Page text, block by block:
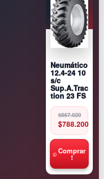
Neumático
12.4-24 10
s/c
Sup.A.Trac
tion 23 FS
$867.020
Original
price
was:
$867.020.
$788.200
Current
price
is:
$788.200.
Comprar
!